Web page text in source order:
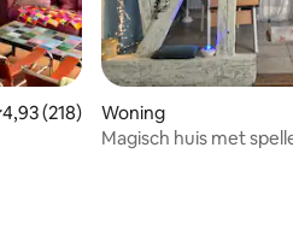
beoordeling van 4,93
4,93 (218)
Woning
Magisch huis met